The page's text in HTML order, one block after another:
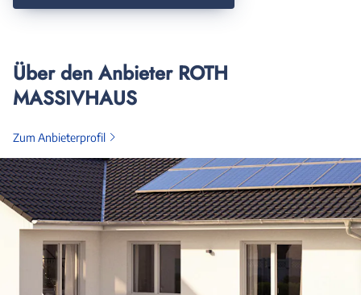
Über den Anbieter ROTH
MASSIVHAUS
Zum Anbieterprofil